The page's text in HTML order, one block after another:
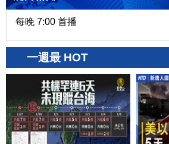
每晚 7:00 首播
一週最 HOT